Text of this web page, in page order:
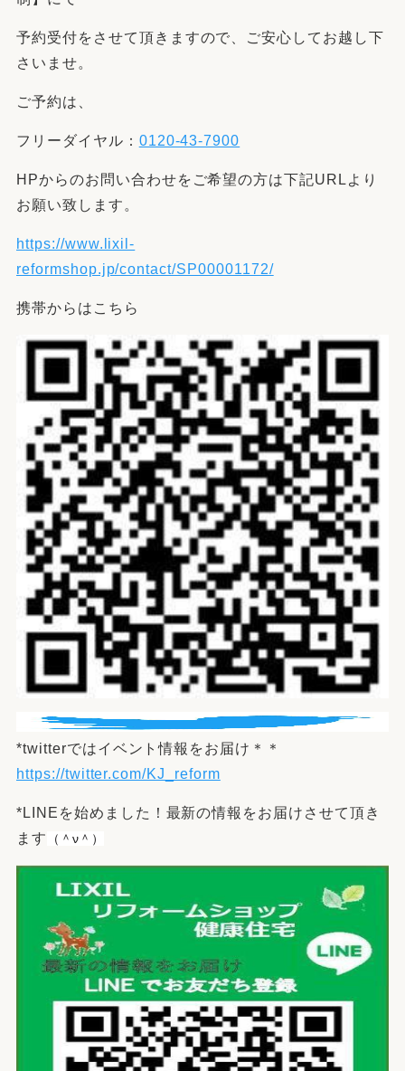
予約受付をさせて頂きますので、ご安心してお越し下
さいませ。
ご予約は、
フリーダイヤル： 0120-43-7900
HPからのお問い合わせをご希望の方は下記URLより
お願い致します。
https://www.lixil-
reformshop.jp/contact/SP00001172/
携帯からはこちら
*twitterではイベント情報をお届け＊＊
https://twitter.com/KJ_reform
*LINEを始めました！最新の情報をお届けさせて頂き
ます
（＾ν＾）